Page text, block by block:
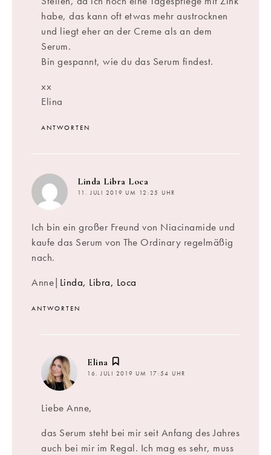
habe, das kann oft etwas mehr austrocknen
und liegt eher an der Creme als an dem
Serum.
Bin gespannt, wie du das Serum findest.
xx
Elina
ANTWORTEN
Linda Libra Loca
11. JULI 2019 UM 12:25 UHR
Ich bin ein großer Freund von Niacinamide und
kaufe das Serum von The Ordinary regelmäßig
nach.
Anne| Linda, Libra, Loca
ANTWORTEN
Elina
16. JULI 2019 UM 17:54 UHR
Liebe Anne,
das Serum steht bei mir seit Anfang des Jahres
auch bei mir im Regal. Ich mag es sehr, muss